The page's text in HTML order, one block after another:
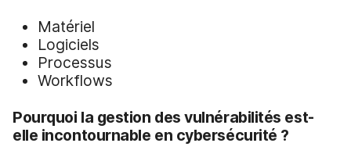
Matériel
Logiciels
Processus
Workflows
Pourquoi la gestion des vulnérabilités est-
elle incontournable en cybersécurité ?